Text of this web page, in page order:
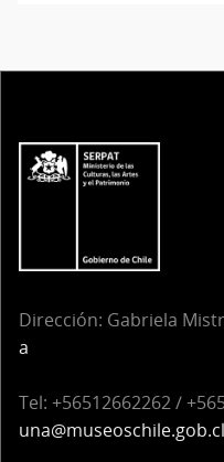
Dirección: Gabriela
a
Tel: +56512662262 /
una@museoschile.gob.cl